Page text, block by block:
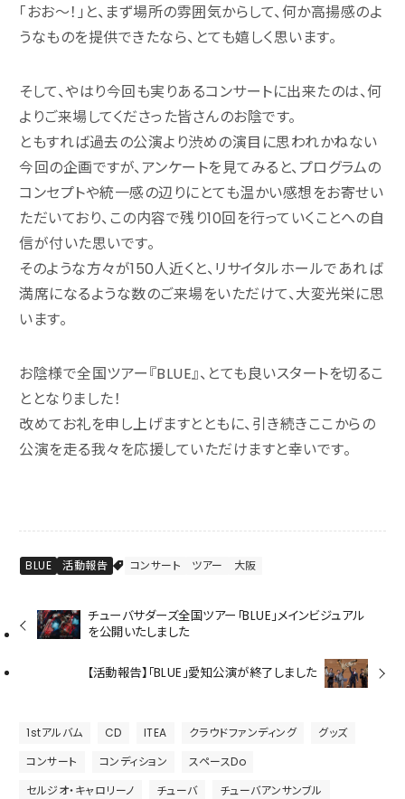
「おお〜！」と、まず場所の雰囲気からして、何か高揚感のよ
うなものを提供できたなら、とても嬉しく思います。
そして、やはり今回も実りあるコンサートに出来たのは、何
よりご来場してくださった皆さんのお陰です。
ともすれば過去の公演より渋めの演目に思われかねない
今回の企画ですが、アンケートを見てみると、プログラムの
コンセプトや統一感の辺りにとても温かい感想をお寄せい
ただいており、この内容で残り10回を行っていくことへの自
信が付いた思いです。
そのような方々が150人近くと、リサイタルホールであれば
満席になるような数のご来場をいただけて、大変光栄に思
います。
お陰様で全国ツアー『BLUE』、とても良いスタートを切るこ
ととなりました！
改めてお礼を申し上げますとともに、引き続きここからの
公演を走る我々を応援していただけますと幸いです。
BLUE 活動報告 コンサート ツアー 大阪
チューバサダーズ全国ツアー「BLUE」メインビジュアル
を公開いたしました
【活動報告】「BLUE」愛知公演が終了しました
1stアルバム CD ITEA クラウドファンディング
グッズ
コンサート
コンディション
スペースDo
セルジオ・キャロリーノ
チューバ チューバアンサンブル